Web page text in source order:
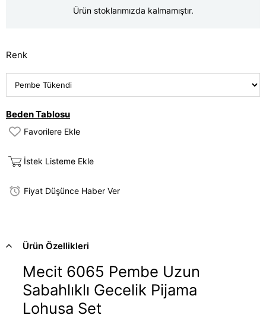
Ürün stoklarımızda kalmamıştır.
Renk
Beden Tablosu
Favorilere Ekle
İstek Listeme Ekle
Fiyat Düşünce Haber Ver
Ürün Özellikleri
Mecit 6065 Pembe Uzun
Sabahlıklı Gecelik Pijama
Lohusa Set